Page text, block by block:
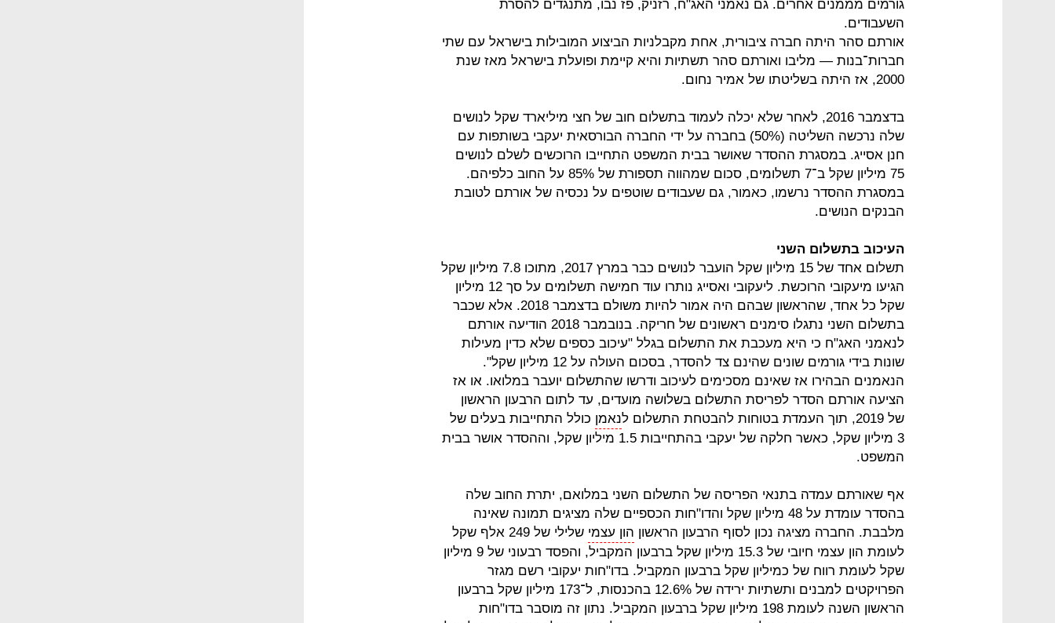
גורמים מממנים אחרים. גם נאמני האג"ח, רזניק, פז נבו, מתנגדים להסרת
השעבודים.
אורתם סהר היתה חברה ציבורית, אחת מקבלניות הביצוע המובילות בישראל עם שתי
חברות־בנות — מליבו ואורתם סהר תשתיות והיא קיימת ופועלת בישראל מאז שנת
2000, אז היתה בשליטתו של אמיר נחום.
בדצמבר 2016, לאחר שלא יכלה לעמוד בתשלום חוב של חצי מיליארד שקל לנושים
שלה נרכשה השליטה (50%) בחברה על ידי החברה הבורסאית יעקבי בשותפות עם
חנן אסייג. במסגרת ההסדר שאושר בבית המשפט התחייבו הרוכשים לשלם לנושים
75 מיליון שקל ב־7 תשלומים, סכום שמהווה תספורת של 85% על החוב כלפיהם.
במסגרת ההסדר נרשמו, כאמור, גם שעבודים שוטפים על נכסיה של אורתם לטובת
הבנקים הנושים.
העיכוב בתשלום השני
תשלום אחד של 15 מיליון שקל הועבר לנושים כבר במרץ 2017, מתוכו 7.8 מיליון שקל
הגיעו מיעקובי הרוכשת. ליעקובי ואסייג נותרו עוד חמישה תשלומים על סך 12 מיליון
שקל כל אחד, שהראשון שבהם היה אמור להיות משולם בדצמבר 2018. אלא שכבר
בתשלום השני נתגלו סימנים ראשונים של חריקה. בנובמבר 2018 הודיעה אורתם
לנאמני האג"ח כי היא מעכבת את התשלום בגלל "עיכוב כספים שלא כדין מעילות
שונות בידי גורמים שונים שהינם צד להסדר, בסכום העולה על 12 מיליון שקל".
הנאמנים הבהירו אז שאינם מסכימים לעיכוב ודרשו שהתשלום יועבר במלואו. או אז
הציעה אורתם הסדר לפריסת התשלום בשלושה מועדים, עד לתום הרבעון הראשון
של 2019, תוך העמדת בטוחות להבטחת התשלום ל
נאמן כולל התחייבות בעלים של
3 מיליון שקל, כאשר חלקה של יעקבי בהתחייבות 1.5 מיליון שקל, וההסדר אושר בבית
המשפט.
אף שאורתם עמדה בתנאי הפריסה של התשלום השני במלואם, יתרת החוב שלה
בהסדר עומדת על 48 מיליון שקל והדו"חות הכספיים שלה מציגים תמונה שאינה
מלבבת. החברה מציגה נכון לסוף הרבעון הראשון הון עצמי
שלילי של 249 אלף שקל
לעומת הון עצמי חיובי של 15.3 מיליון שקל ברבעון המקביל, והפסד רבעוני של 9 מיליון
שקל לעומת רווח של כמיליון שקל ברבעון המקביל. בדו"חות יעקובי רשם מגזר
הפרויקטים למבנים ותשתיות ירידה של 12.6% בהכנסות, ל־173 מיליון שקל ברבעון
הראשון השנה לעומת 198 מיליון שקל ברבעון המקביל. נתון זה מוסבר בדו"חות